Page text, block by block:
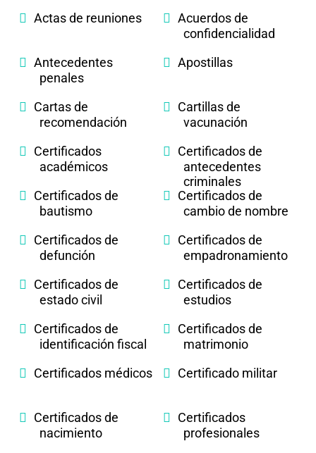
Actas de reuniones
Acuerdos de
confidencialidad
Antecedentes
penales
Apostillas
Cartas de
recomendación
Cartillas de
vacunación
Certificados
académicos
Certificados de
antecedentes
criminales
Certificados de
bautismo
Certificados de
cambio de nombre
Certificados de
defunción
Certificados de
empadronamiento
Certificados de
estado civil
Certificados de
estudios
Certificados de
identificación fiscal
Certificados de
matrimonio
Certificados médicos
Certificado militar
Certificados de
nacimiento
Certificados
profesionales